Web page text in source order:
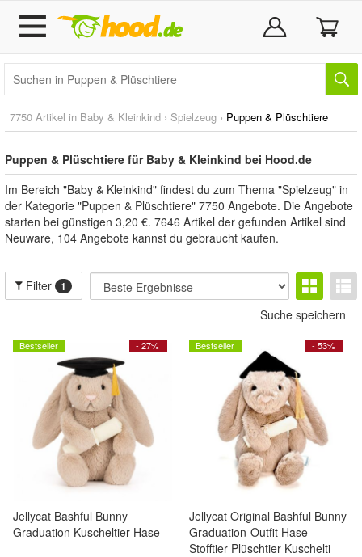
7750 Artikel in Baby & Kleinkind › Spielzeug › Puppen & Plüschtiere
Puppen & Plüschtiere für Baby & Kleinkind bei Hood.de
Im Bereich "Baby & Kleinkind" findest du zum Thema "Spielzeug" in
der Kategorie "Puppen & Plüschtiere" 7750 Angebote. Die Angebote
starten bei günstigen 3,20 €. 7646 Artikel der gefunden Artikel sind
Neuware, 104 Angebote kannst du gebraucht kaufen.
Filter 1
Suche speichern
- 27%
Bestseller
Jellycat Bashful Bunny
Graduation Kuscheltier Hase
- 53%
Bestseller
Jellycat Original Bashful Bunny
Graduation-Outfit Hase
Stofftier Plüschtier Kuschelti